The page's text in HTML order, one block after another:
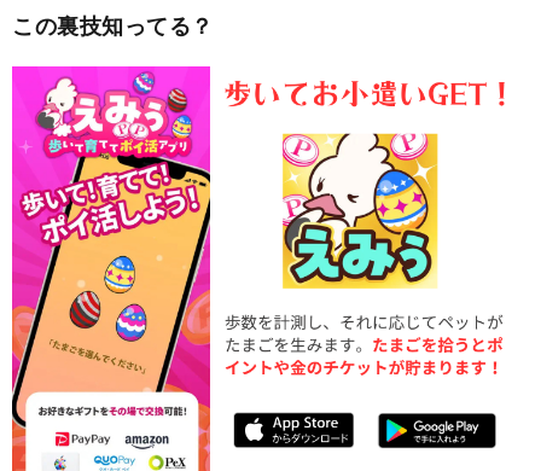
この裏技知ってる？